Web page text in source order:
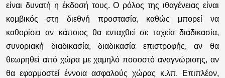
είναι δυνατή η έκδοσή τους. Ο ρόλος της ιθαγένειας είναι
κομβικός στη διεθνή προστασία, καθώς μπορεί να
καθορίσει αν κάποιος θα ενταχθεί σε ταχεία διαδικασία,
συνοριακή διαδικασία, διαδικασία επιστροφής, αν θα
θεωρηθεί από χώρα με χαμηλό ποσοστό αναγνώρισης, αν
θα εφαρμοστεί έννοια ασφαλούς χώρας κ.λπ. Επιπλέον,